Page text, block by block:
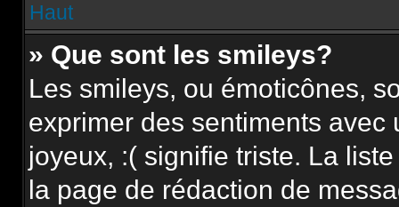
Haut
» Que sont les smileys?
Les smileys, ou émoticônes,
exprimer des sentiments
joyeux, :( signifie triste. La
la page de rédaction de